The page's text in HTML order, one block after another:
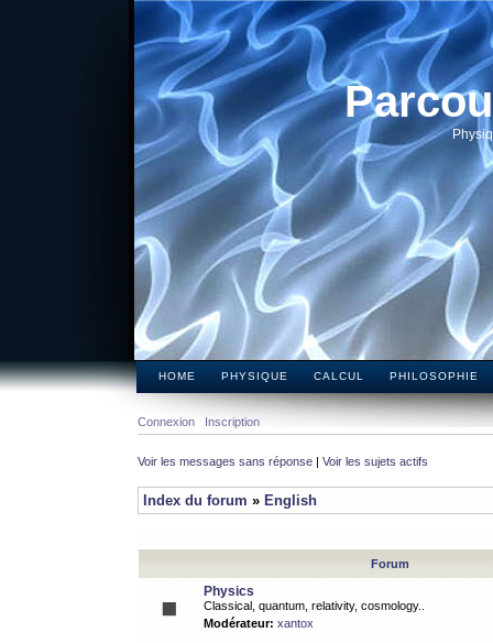
HOME PHYSIQUE CALCUL PHILOSOPHIE
Connexion Inscription
Voir les messages sans réponse | Voir les sujets actifs
Index du forum » English
Forum
Physics
Classical, quantum, relativity, cosmology..
Modérateur: xantox